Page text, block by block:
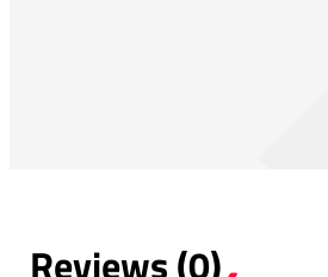
Reviews (0)